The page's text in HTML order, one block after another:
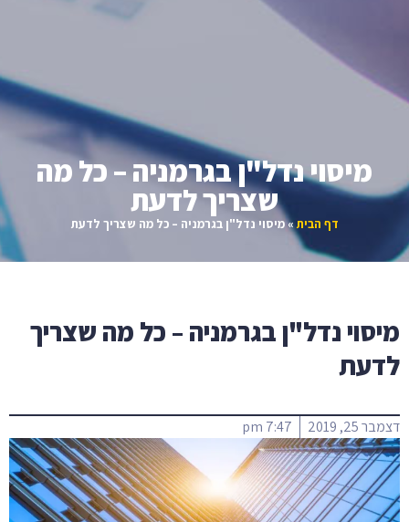
מיסוי נדל"ן בגרמניה – כל מה
שצריך לדעת
דף הבית»מיסוי נדל"ן בגרמניה – כל מה שצריך לדעת
מיסוי נדל"ן בגרמניה – כל מה שצריך
לדעת
דצמבר 25, 2019 7:47 pm